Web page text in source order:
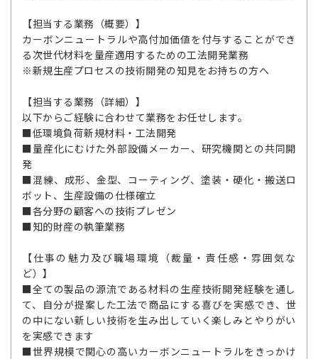
【担当する業務（概要）】
カーボンニュートラルや高付加価値を付与することができ
る次世代材料を量産適用するための工法開発業務
※新規生産プロセスの技術開発の知見をお持ちの方へ
【担当する業務（詳細）】
以下からご経験に合わせて業務をお任せします。
■低環境負荷新規材料・工法開発
■量産化にむけた外部設備メーカー、研究機関との共同開
発
■混練、成形、金型、コーティング、塗装・硬化・搬送ロ
ボット、生産設備の仕様確立
■各分野の顧客への技術プレゼン
■知的財産の執筆業務
【仕事の魅力及び職場環境（裁量・責任感・雰囲気な
ど）】
■全ての製品の源流である材料の生産技術開発経験を通し
て、自分が提案した工法で商品にする喜びを実感でき、世
の中にない新しい技術を生み出していく楽しみとやりがい
を実感できます
■世界規模で関心の高いカーボンニュートラルをきっかけ